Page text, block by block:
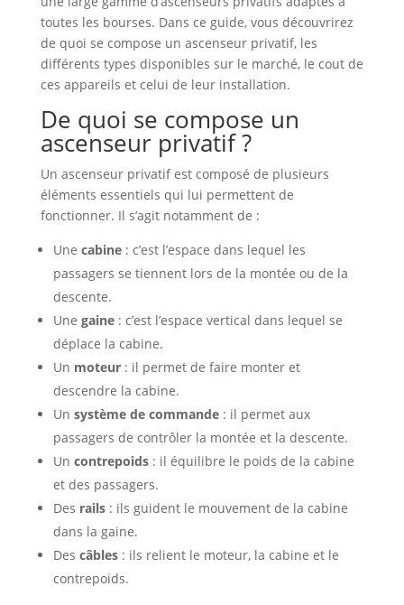
toutes les bourses. Dans ce guide, vous découvrirez
de quoi se compose un ascenseur privatif, les
différents types disponibles sur le marché, le cout de
ces appareils et celui de leur installation.
De quoi se compose un
ascenseur privatif ?
Un ascenseur privatif est composé de plusieurs
éléments essentiels qui lui permettent de
fonctionner. Il s’agit notamment de :
Une cabine: c’est l’espace dans lequel les
passagers se tiennent lors de la montée ou de la
descente.
Une gaine: c’est l’espace vertical dans lequel se
déplace la cabine.
Un moteur: il permet de faire monter et
descendre la cabine.
Un système de commande: il permet aux
passagers de contrôler la montée et la descente.
Un contrepoids: il équilibre le poids de la cabine
et des passagers.
Des rails: ils guident le mouvement de la cabine
dans la gaine.
Des câbles: ils relient le moteur, la cabine et le
contrepoids.